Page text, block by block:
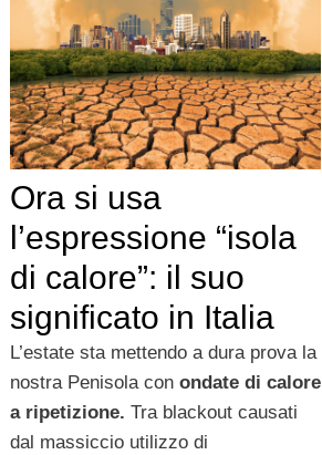
Ora si usa
l’espressione “isola
di calore”: il suo
significato in Italia
L’estate sta mettendo a dura prova la
nostra Penisola conondate di calore
a ripetizione. Tra blackout causati
dal massiccio utilizzo di